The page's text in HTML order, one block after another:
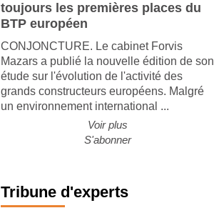
toujours les premières places du
BTP européen
CONJONCTURE. Le cabinet Forvis
Mazars a publié la nouvelle édition de son
étude sur l'évolution de l'activité des
grands constructeurs européens. Malgré
un environnement international ...
Voir plus
S'abonner
Tribune d'experts